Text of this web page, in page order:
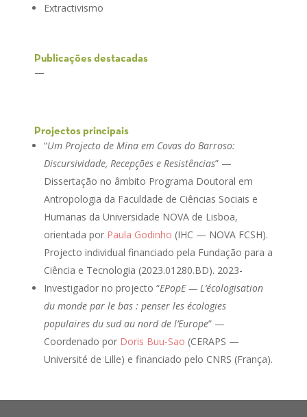
Extractivismo
Publicações destacadas
—
Projectos principais
“Um Projecto de Mina em Covas do Barroso:
Discursividade, Recepções e Resistências” —
Dissertação no âmbito Programa Doutoral em
Antropologia da Faculdade de Ciências Sociais e
Humanas da Universidade NOVA de Lisboa,
orientada por Paula Godinho (IHC — NOVA FCSH).
Projecto individual financiado pela Fundação para a
Ciência e Tecnologia (2023.01280.BD). 2023-
Investigador no projecto “EPopE — L’écologisation
du monde par le bas : penser les écologies
populaires du sud au nord de l’Europe” —
Coordenado por Doris Buu-Sao (CERAPS —
Université de Lille) e financiado pelo CNRS (França).